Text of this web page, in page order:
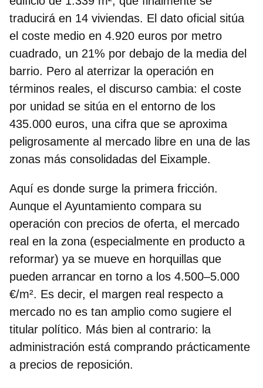
traducirá en 14 viviendas. El dato oficial sitúa
el coste medio en 4.920 euros por metro
cuadrado, un 21% por debajo de la media del
barrio. Pero al aterrizar la operación en
términos reales, el discurso cambia: el coste
por unidad se sitúa en el entorno de los
435.000 euros, una cifra que se aproxima
peligrosamente al mercado libre en una de las
zonas más consolidadas del Eixample.
Aquí es donde surge la primera fricción.
Aunque el Ayuntamiento compara su
operación con precios de oferta, el mercado
real en la zona (especialmente en producto a
reformar) ya se mueve en horquillas que
pueden arrancar en torno a los 4.500–5.000
€/m². Es decir, el margen real respecto a
mercado no es tan amplio como sugiere el
titular político. Más bien al contrario: la
administración está comprando prácticamente
a precios de reposición.